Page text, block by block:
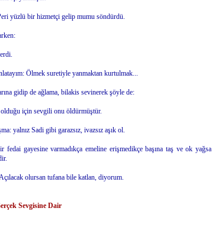
yüzlü bir hizmetçi gelip mumu söndürdü.
Ölmek suretiyle yanmaktan kurtulmak...
gidip de ağlama, bilakis sevinerek şöyle de:
için sevgili onu öldürmüştür.
yalnız Sadi gibi garazsız, ivazsız aşık ol.
gayesine varmadıkça emeline erişmedikçe başına taş ve ok yağsa
olursan tufana bile katlan, diyorum.
Sevgisine Dair